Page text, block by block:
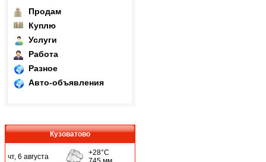
Продам
Куплю
Услуги
Работа
Разное
Авто-объявления
Кузоватово